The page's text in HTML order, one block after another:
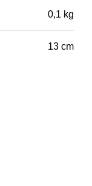
0,1 kg
13 cm